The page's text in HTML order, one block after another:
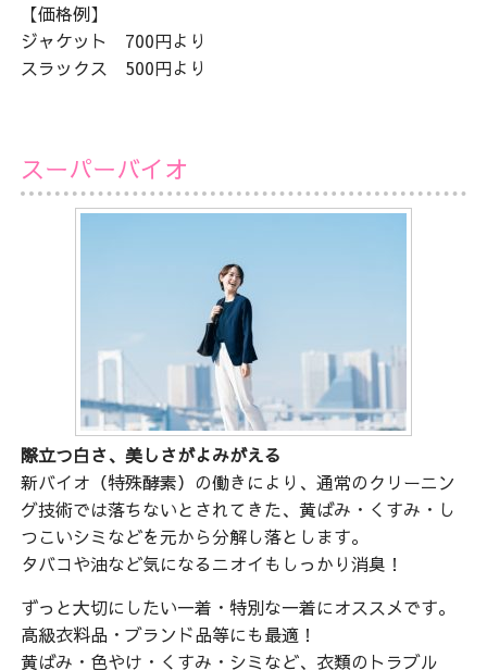
【価格例】
ジャケット 700円より
スラックス 500円より
スーパーバイオ
際立つ白さ、美しさがよみがえる
新バイオ（特殊酵素）の働きにより、通常のクリーニン
グ技術では落ちないとされてきた、黄ばみ・くすみ・し
つこいシミなどを元から分解し落とします。
タバコや油など気になるニオイもしっかり消臭！
ずっと大切にしたい一着・特別な一着にオススメです。
高級衣料品・ブランド品等にも最適！
黄ばみ・色やけ・くすみ・シミなど、衣類のトラブル